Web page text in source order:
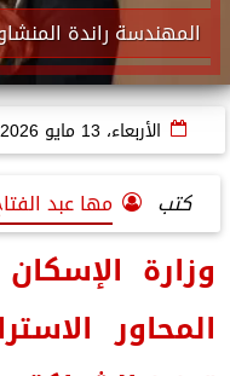
المهندسة راندة
الأربعاء، 13 مايو 2026
كتب مها عبد
وزارة
المحاور